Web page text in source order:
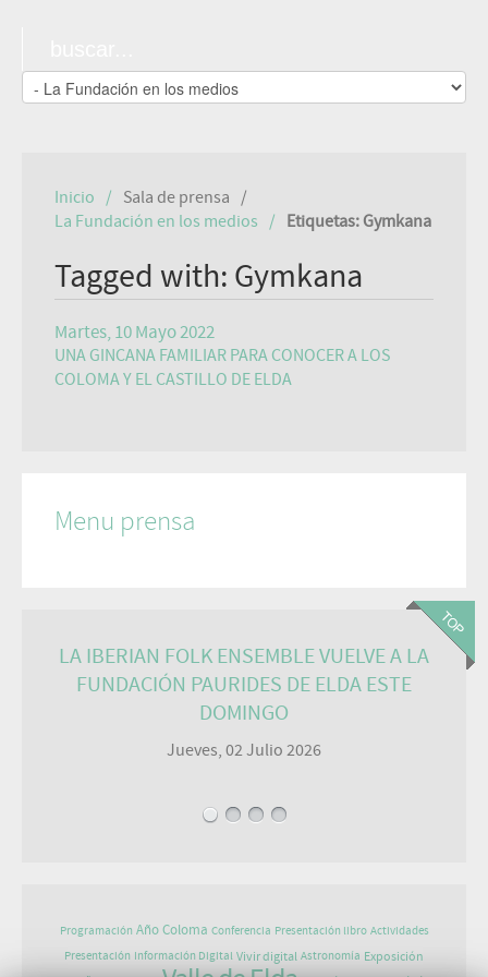
Inicio
Sala de prensa
La Fundación en los medios
Etiquetas: Gymkana
Tagged with: Gymkana
Martes, 10 Mayo 2022
UNA GINCANA FAMILIAR PARA CONOCER A LOS
COLOMA Y EL CASTILLO DE ELDA
Menu prensa
LA IBERIAN FOLK ENSEMBLE VUELVE A LA
FUNDACIÓN PAURIDES DE ELDA ESTE
DOMINGO
Jueves, 02 Julio 2026
Programación Año Coloma Conferencia Presentación libro Actividades
Presentación Información Digital Vivir digital Astronomía Exposición